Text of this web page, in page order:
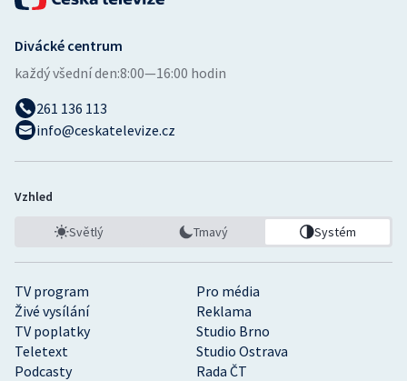
TV program
Pro média
Živé vysílání
Reklama
TV poplatky
Studio Brno
Teletext
Studio Ostrava
Podcasty
Rada ČT
Divácké centrum
každý všední den:8:00—16:00 hodin
261 136 113
info@ceskatelevize.cz
Vzhled
Světlý Tmavý Systém